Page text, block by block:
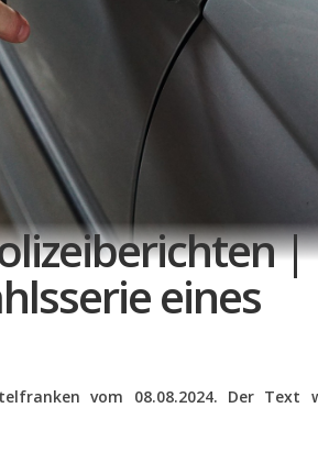
|
eines
vom 08.08.2024. Der Text